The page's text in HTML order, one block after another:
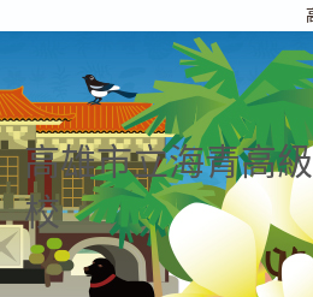
高雄市立海青高
校